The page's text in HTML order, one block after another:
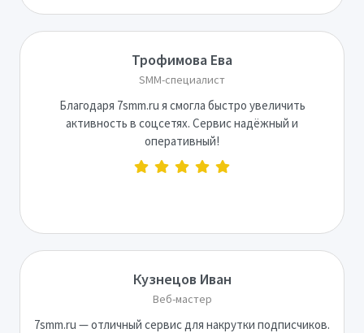
Трофимова Ева
SMM-специалист
Благодаря 7smm.ru я смогла быстро увеличить
активность в соцсетях. Сервис надёжный и
оперативный!
Кузнецов Иван
Веб-мастер
7smm.ru — отличный сервис для накрутки подписчиков.